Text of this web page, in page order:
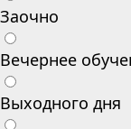
Заочно
Вечернее
Выходного дня